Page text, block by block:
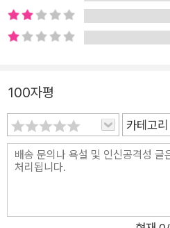
던져 주는 이 책은 지난 2023년
세계 편집자들에게 많은 주목을 받
첫 책임에도 불구하고 전 세계 20
되기 새 학년 새 학기가 다가오는 겨울의 끝자락입니다. 새로운
기대와 불안이 엇갈리는 시기이기
은 관계를 유지하기 위해서 무엇보
해하고 건강하게 표현할 줄 알아야
자신의 감정을 이해할 실마리를
100자평
카테고리